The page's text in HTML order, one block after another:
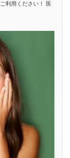
利用ください！ 医